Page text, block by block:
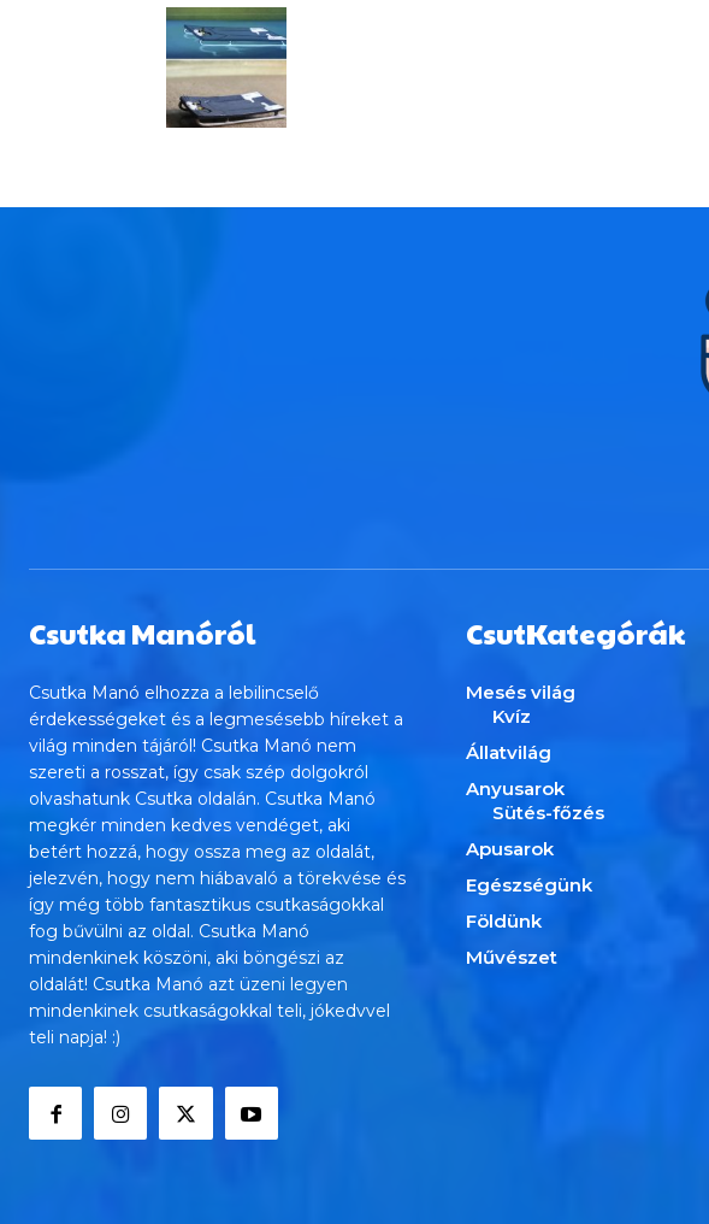
Csutka Manóról
Csutka Manó elhozza a lebilincselő
érdekességeket és a legmesésebb híreket a
világ minden tájáról! Csutka Manó nem
szereti a rosszat, így csak szép dolgokról
olvashatunk Csutka oldalán. Csutka Manó
megkér minden kedves vendéget, aki
betért hozzá, hogy ossza meg az oldalát,
jelezvén, hogy nem hiábavaló a törekvése és
így még több fantasztikus csutkaságokkal
fog bűvülni az oldal. Csutka Manó
mindenkinek köszöni, aki böngészi az
oldalát! Csutka Manó azt üzeni legyen
mindenkinek csutkaságokkal teli, jókedvvel
teli napja! :)
CsutKategórák
Mesés világ
Kvíz
Állatvilág
Anyusarok
Sütés-főzés
Apusarok
Egészségünk
Földünk
Művészet